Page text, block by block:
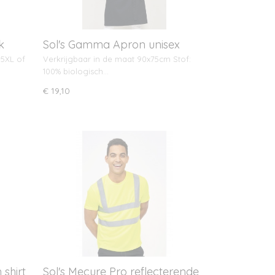
of
Sol's Gamma Apron unisex
Verkrijgbaar in de maat 90x75cm Stof:
100% biologisch…
€ 19,10
shirt
Sol's Mecure Pro reflecterende